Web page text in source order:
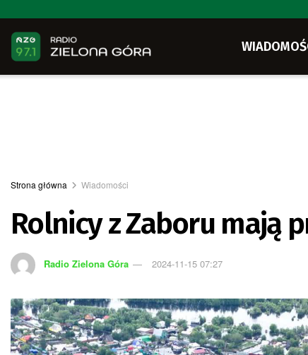
Strona główna Wiadomości
Rolnicy z Zaboru mają
Radio Zielona Góra 2024-11-15 07:27